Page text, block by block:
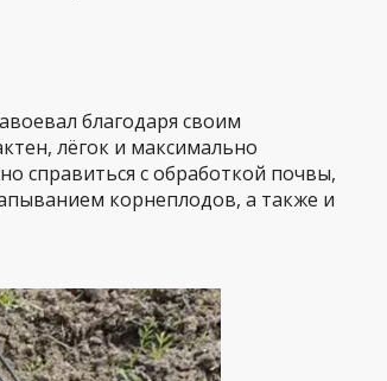
благодаря своим
лёгок и максимально
справиться с обработкой почвы,
корнеплодов, а также и